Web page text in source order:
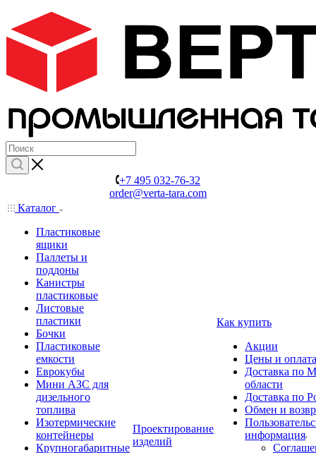
+7 495 032-76-32
order@verta-tara.com
Каталог
Пластиковые
ящики
Паллеты и
поддоны
Канистры
пластиковые
Листовые
пластики
Бочки
Пластиковые
емкости
Еврокубы
Мини АЗС для
дизельного
топлива
Изотермические
контейнеры
Крупногабаритные
Проектирование
изделий
Как купить
Акции
Цены и оплата
Доставка по
области
Доставка по
Обмен и
информация